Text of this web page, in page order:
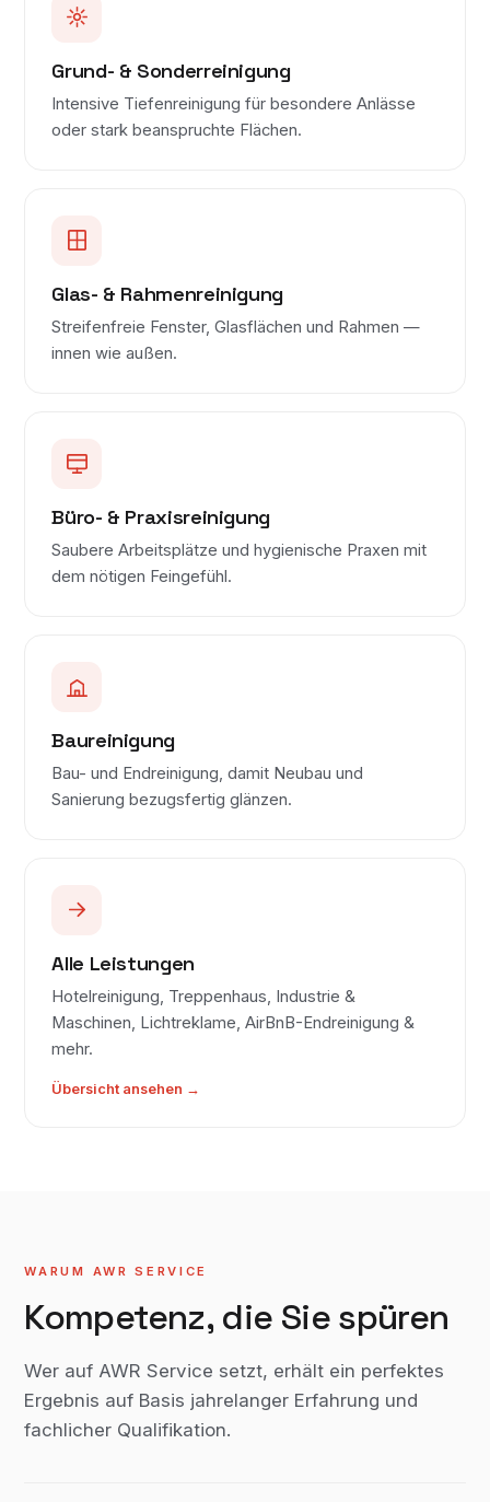
Grund- & Sonderreinigung
Intensive Tiefenreinigung für besondere Anlässe
oder stark beanspruchte Flächen.
Glas- & Rahmenreinigung
Streifenfreie Fenster, Glasflächen und Rahmen —
innen wie außen.
Büro- & Praxisreinigung
Saubere Arbeitsplätze und hygienische Praxen mit
dem nötigen Feingefühl.
Baureinigung
Bau- und Endreinigung, damit Neubau und
Sanierung bezugsfertig glänzen.
Alle Leistungen
Hotelreinigung, Treppenhaus, Industrie &
Maschinen, Lichtreklame, AirBnB-Endreinigung &
mehr.
Übersicht ansehen →
WARUM AWR SERVICE
Kompetenz, die Sie spüren
Wer auf AWR Service setzt, erhält ein perfektes
Ergebnis auf Basis jahrelanger Erfahrung und
fachlicher Qualifikation.